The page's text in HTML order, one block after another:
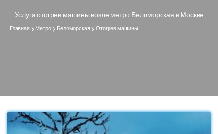
Услуга отогрев машины возле метро Беломорская в Москве
Главная Метро Беломорская Отогрев машины